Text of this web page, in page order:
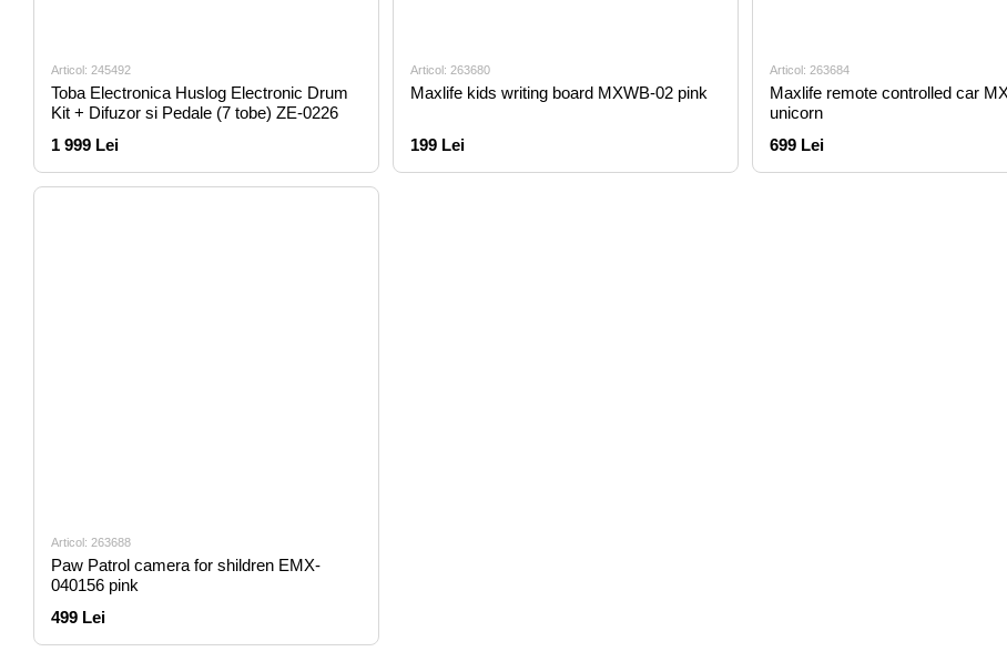
Articol: 245492
Toba Electronica Huslog Electronic Drum
Kit + Difuzor si Pedale (7 tobe) ZE-0226
1 999 Lei
Articol: 263680
Maxlife kids writing board MXWB-02 pink
199 Lei
Articol: 263684
Maxlife remote controlled car
unicorn
699 Lei
Articol: 263688
Paw Patrol camera for shildren EMX-
040156 pink
499 Lei